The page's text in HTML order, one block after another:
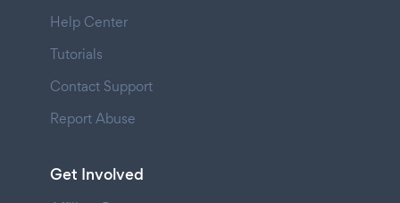
Help Center
Tutorials
Contact Support
Report Abuse
Get Involved